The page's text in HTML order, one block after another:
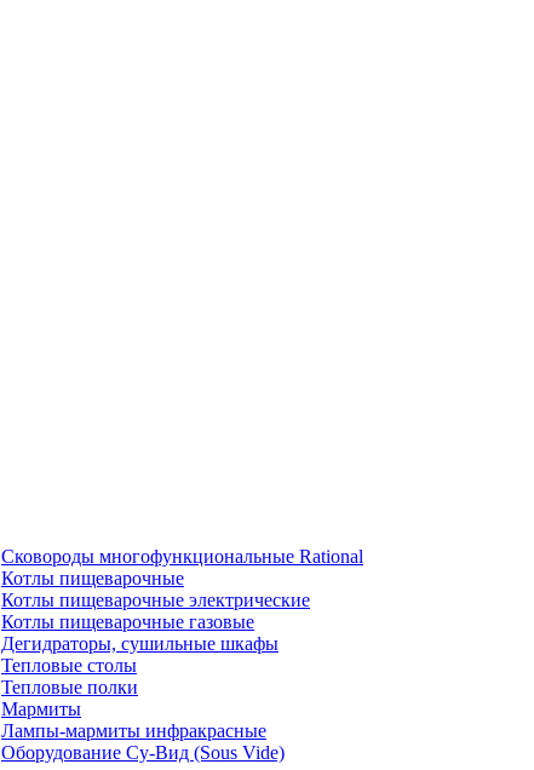
Сковороды многофункциональные Rational
Котлы пищеварочные
Котлы пищеварочные электрические
Котлы пищеварочные газовые
Дегидраторы, сушильные шкафы
Тепловые столы
Тепловые полки
Мармиты
Лампы-мармиты инфракрасные
Оборудование Су-Вид (Sous Vide)